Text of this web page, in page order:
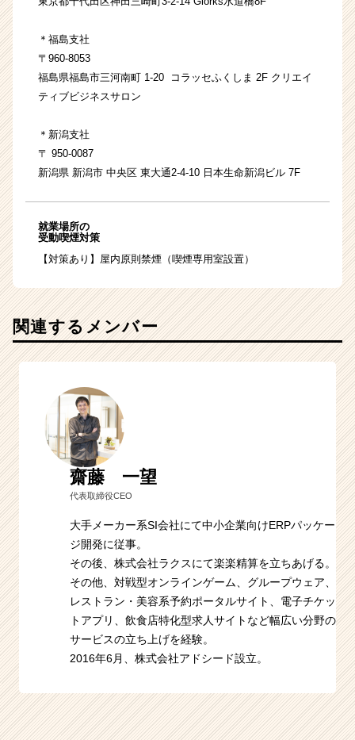
＊福島支社
〒960-8053
福島県福島市三河南町 1-20 コラッセふくしま 2F クリエイ
ティブビジネスサロン
＊新潟支社
〒 950-0087
新潟県 新潟市 中央区 東大通2-4-10 日本生命新潟ビル 7F
就業場所の
受動喫煙対策
【対策あり】屋内原則禁煙（喫煙専用室設置）
関連するメンバー
齋藤 一望
代表取締役CEO
大手メーカー系SI会社にて中小企業向けERPパッケー
ジ開発に従事。
その後、株式会社ラクスにて楽楽精算を立ちあげる。
その他、対戦型オンラインゲーム、グループウェア、
レストラン・美容系予約ポータルサイト、電子チケッ
トアプリ、飲食店特化型求人サイトなど幅広い分野の
サービスの立ち上げを経験。
2016年6月、株式会社アドシード設立。